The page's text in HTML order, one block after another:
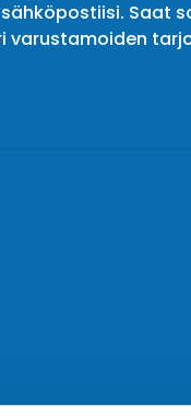
Saat
varustamoiden